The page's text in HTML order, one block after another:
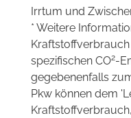
Irrtum und
* Weitere
spezifischen CO2-
gegebenenfalls
Pkw können dem